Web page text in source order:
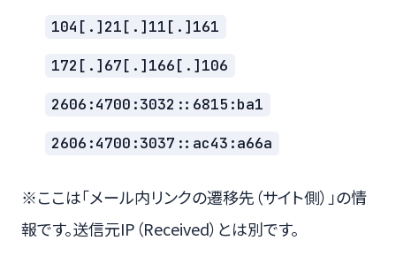
104[.]21[.]11[.]161
172[.]67[.]166[.]106
2606:4700:3032::6815:ba1
2606:4700:3037::ac43:a66a
※ここは「メール内リンクの遷移先（サイト側）」の情
報です。送信元IP（Received）とは別です。